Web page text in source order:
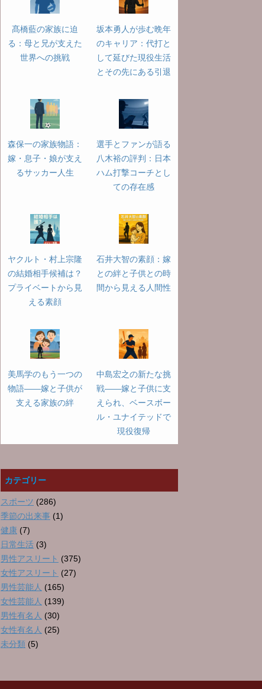
髙橋藍の家族に迫
る：母と兄が支えた
世界への挑戦
坂本勇人が歩む晩年
のキャリア：代打と
して延びた現役生活
とその先にある引退
森保一の家族物語：
嫁・息子・娘が支え
るサッカー人生
選手とファンが語る
八木裕の評判：日本
ハム打撃コーチとし
ての存在感
ヤクルト・村上宗隆
の結婚相手候補は？
プライベートから見
える素顔
石井大智の素顔：嫁
との絆と子供との時
間から見える人間性
美馬学のもう一つの
物語――嫁と子供が
支える家族の絆
中島宏之の新たな挑
戦――嫁と子供に支
えられ、ベースボー
ル・ユナイテッドで
現役復帰
カテゴリー
スポーツ (286)
季節の出来事 (1)
健康 (7)
日常生活 (3)
男性アスリート (375)
女性アスリート (27)
男性芸能人 (165)
女性芸能人 (139)
男性有名人 (30)
女性有名人 (25)
未分類 (5)